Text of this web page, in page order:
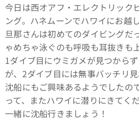
今日は西オアフ・エレクトリック
ング。ハネムーンでハワイにお越
旦那さんは初めてのダイビングだ
ゃめちゃ泳ぐのも呼吸も耳抜きも
1ダイブ目にウミガメが見つから
が、2ダイブ目には無事バッチリ見
沈船にもご興味あるようでしたの
って、またハワイに潜りにきてく
一緒に沈船行きましょう！